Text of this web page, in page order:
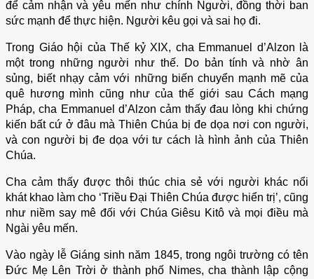
Sứ Vụ
GIÁO HUẤN
XÃ HỘI
ĐẠI KẾT – ĐỐI THOẠI LIÊN TÔN
Chuyên Đề
SUY NIỆM LỜI CHÚA
TRIẾT HỌC
CHUYÊN ĐỀ XÃ HỘI
Thư Viện
GIẢI TRÍ
TÀI LIỆU HỘI DÒNG
để cảm nhận và yêu mến như chính Người, đồng thời ban
sức mạnh để thực hiện. Người kêu gọi và sai họ đi.
Trong Giáo hội của Thế kỷ XIX, cha Emmanuel d’Alzon là
một trong những người như thế. Do bản tính và nhờ ân
sủng, biết nhạy cảm với những biến chuyển mạnh mẽ của
quê hương mình cũng như của thế giới sau Cách mạng
Pháp, cha Emmanuel d’Alzon cảm thấy đau lòng khi chứng
kiến bất cứ ở đâu mà Thiên Chúa bị đe dọa nơi con người,
và con người bị đe dọa với tư cách là hình ảnh của Thiên
Chúa.
Cha cảm thấy được thôi thúc chia sẻ với người khác nổi
khát khao làm cho ‘Triều Đại Thiên Chúa được hiển trị’, cũng
như niềm say mê đối với Chúa Giêsu Kitô và mọi điều mà
Ngài yêu mến.
Vào ngày lễ Giáng sinh năm 1845, trong ngôi trường có tên
Đức Mẹ Lên Trời ở thành phố Nimes, cha thành lập cộng